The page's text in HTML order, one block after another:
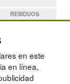
RESIDUOS
Residuos
en este
en línea,